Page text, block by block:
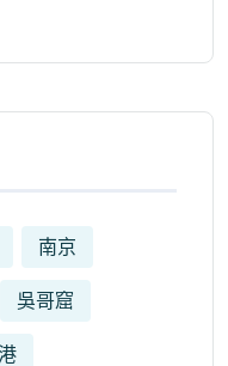
南京
吳哥窟